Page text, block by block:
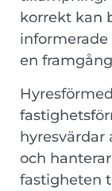
korrekt kan
informerade
en
och
fastigheten